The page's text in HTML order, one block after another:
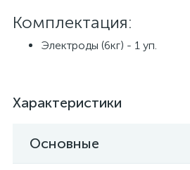
Комплектация:
Электроды (6кг) - 1 уп.
Характеристики
Основные